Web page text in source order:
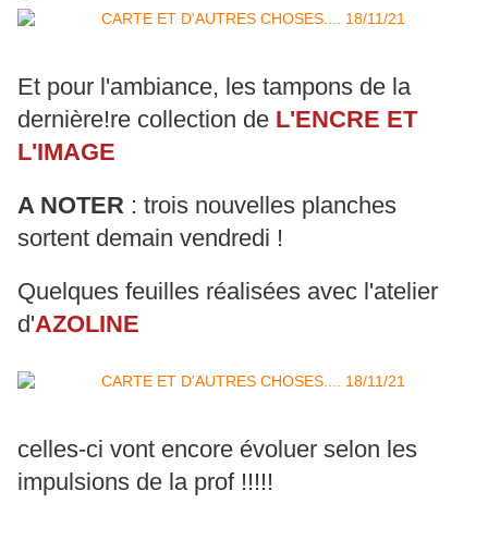
Et pour l'ambiance, les tampons de la
dernière!re collection de L'ENCRE ET
L'IMAGE
A NOTER : trois nouvelles planches
sortent demain vendredi !
Quelques feuilles réalisées avec l'atelier
d'AZOLINE
celles-ci vont encore évoluer selon les
impulsions de la prof !!!!!